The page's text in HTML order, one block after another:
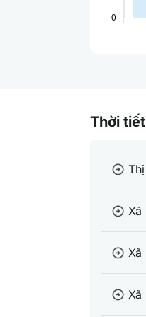
Thời
arrow_circle_right
arrow_circle_right Xã
arrow_circle_right Xã
arrow_circle_right Xã